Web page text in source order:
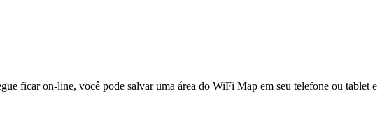
ficar on-line, você pode salvar uma área do WiFi Map em seu telefone ou tablet e